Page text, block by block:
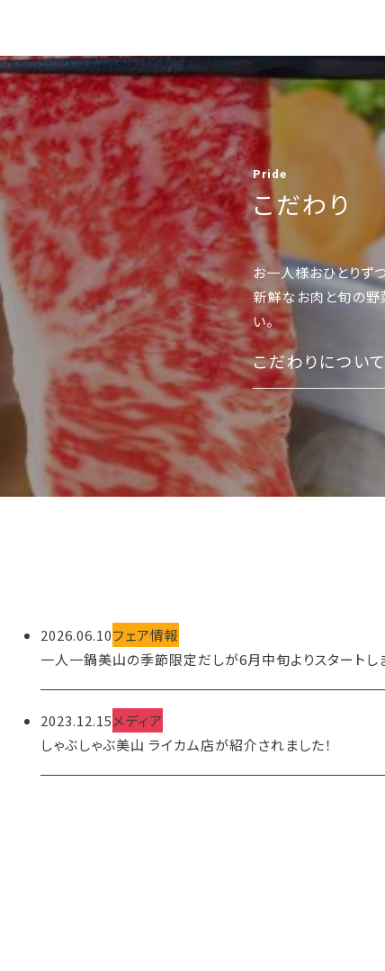
Pride
こだわり
お一人様おひとりず
新鮮なお肉と旬の野
い。
こだわりについ
2026.06.10フェア情報
一人一鍋美山の季節限定だしが6月中旬よりスタートし
2023.12.15メディア
しゃぶしゃぶ美山 ライカム店が紹介されました！